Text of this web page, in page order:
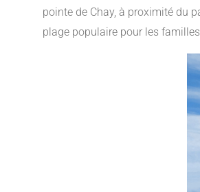
pointe de Chay, à proximité du
plage populaire pour les